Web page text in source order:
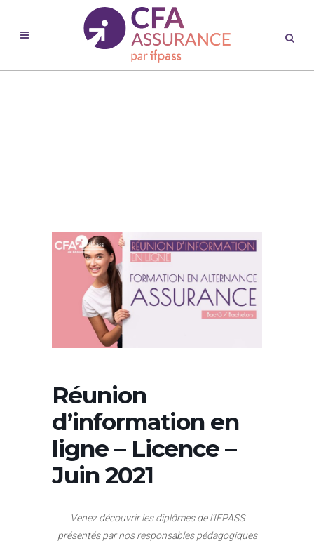
Réunion
d’information en
ligne – Licence –
Juin 2021
Venez découvrir les diplômes de l’IFPASS
présentés par nos responsables pédagogiques